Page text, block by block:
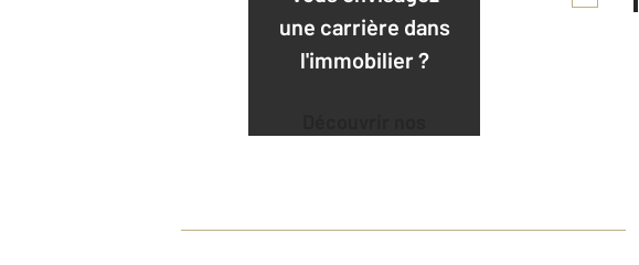
une carrière dans
l'immobilier ?